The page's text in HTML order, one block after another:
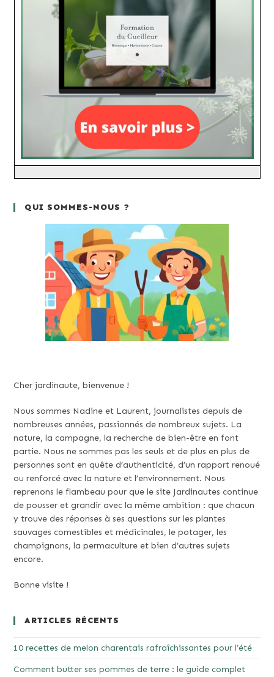
QUI SOMMES-NOUS ?
Cher jardinaute, bienvenue !
Nous sommes Nadine et Laurent, journalistes depuis de
nombreuses années, passionnés de nombreux sujets. La
nature, la campagne, la recherche de bien-être en font
partie. Nous ne sommes pas les seuls et de plus en plus de
personnes sont en quête d’authenticité, d’un rapport renoué
ou renforcé avec la nature et l’environnement. Nous
reprenons le flambeau pour que le site Jardinautes continue
de pousser et grandir avec la même ambition : que chacun
y trouve des réponses à ses questions sur les plantes
sauvages comestibles et médicinales, le potager, les
champignons, la permaculture et bien d’autres sujets
encore.
Bonne visite !
ARTICLES RÉCENTS
10 recettes de melon charentais rafraîchissantes pour l’été
Comment butter ses pommes de terre : le guide complet